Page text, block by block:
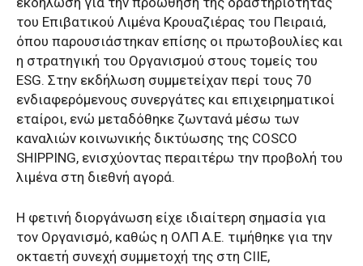
του Επιβατικού Λιμένα Κρουαζιέρας του Πειραιά,
όπου παρουσιάστηκαν επίσης οι πρωτοβουλίες και
η στρατηγική του Οργανισμού στους τομείς του
ESG. Στην εκδήλωση συμμετείχαν περί τους 70
ενδιαφερόμενους συνεργάτες και επιχειρηματικοί
εταίροι, ενώ μεταδόθηκε ζωντανά μέσω των
καναλιών κοινωνικής δικτύωσης της COSCO
SHIPPING, ενισχύοντας περαιτέρω την προβολή του
λιμένα στη διεθνή αγορά.
Η φετινή διοργάνωση είχε ιδιαίτερη σημασία για
τον Οργανισμό, καθώς η ΟΛΠ Α.Ε. τιμήθηκε για την
οκταετή συνεχή συμμετοχή της στη CIIE,